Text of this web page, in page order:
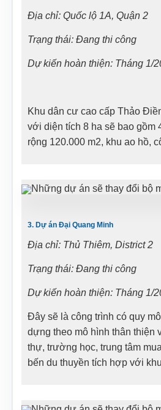
Địa chỉ: Quốc lộ 1A, Quận 2
Trạng thái: Đang thi công
Dự kiến hoàn thiện: Tháng 1/
Khu dân cư cao cấp Thảo
với diện tích 8 ha sẽ bao gồm
rộng 120.000 m2, khu ao hồ,
3. Dự án Đại Quang Minh
Địa chỉ: Thủ Thiêm, District 2
Trạng thái: Đang thi công
Dự kiến hoàn thiện: Tháng 1/
Đây sẽ là công trình có quy
dựng theo mô hình thân thiện
thự, trường học, trung tâm
bến du thuyền tích hợp với